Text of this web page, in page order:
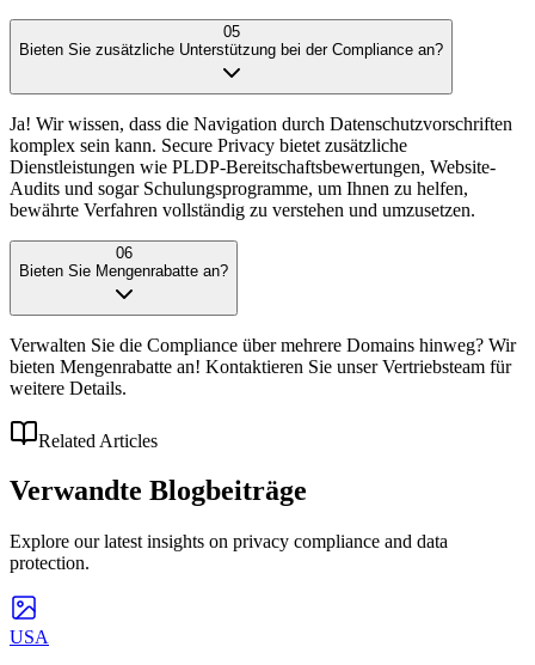
05
Bieten Sie zusätzliche Unterstützung bei der Compliance an?
Ja! Wir wissen, dass die Navigation durch Datenschutzvorschriften
komplex sein kann. Secure Privacy bietet zusätzliche
Dienstleistungen wie PLDP-Bereitschaftsbewertungen, Website-
Audits und sogar Schulungsprogramme, um Ihnen zu helfen,
bewährte Verfahren vollständig zu verstehen und umzusetzen.
06
Bieten Sie Mengenrabatte an?
Verwalten Sie die Compliance über mehrere Domains hinweg? Wir
bieten Mengenrabatte an! Kontaktieren Sie unser Vertriebsteam für
weitere Details.
Related Articles
Verwandte Blogbeiträge
Explore our latest insights on privacy compliance and data
protection.
USA